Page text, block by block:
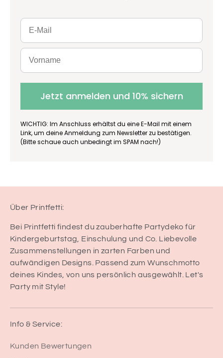
Jetzt anmelden und 10% sichern
WICHTIG: Im Anschluss erhältst du eine E-Mail mit einem
Link, um deine Anmeldung zum Newsletter zu bestätigen.
(Bitte schaue auch unbedingt im SPAM nach!)
Über Printfetti:
Bei Printfetti findest du zauberhafte Partydeko für
Kindergeburtstag, Einschulung und Co. Liebevolle
Zusammenstellungen in zarten Farben und
aufwändigen Designs. Passend zum Wunschmotto
deines Kindes, von uns persönlich ausgewählt. Let's
Party mit Style!
Info & Service:
Kunden Bewertungen